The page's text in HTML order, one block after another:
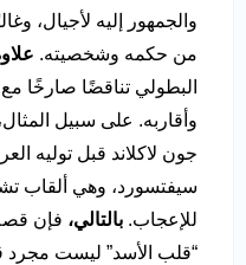
والجمهور إليه لأجيال،
من حكمه وشخصيته.
البطولي تناقضًا صارخًا
وأقاربه. على سبيل
جون لاكلاند قبل توليه
سيفتسورد، وهي ألقاب
للإعجاب. بالتالي، فإن
“قلب الأسد” ليست